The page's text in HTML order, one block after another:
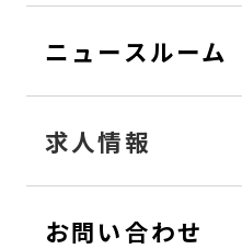
ニュースルーム
求人情報
お問い合わせ